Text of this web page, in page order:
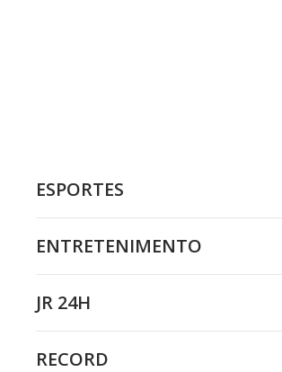
ESPORTES
ENTRETENIMENTO
JR 24H
RECORD